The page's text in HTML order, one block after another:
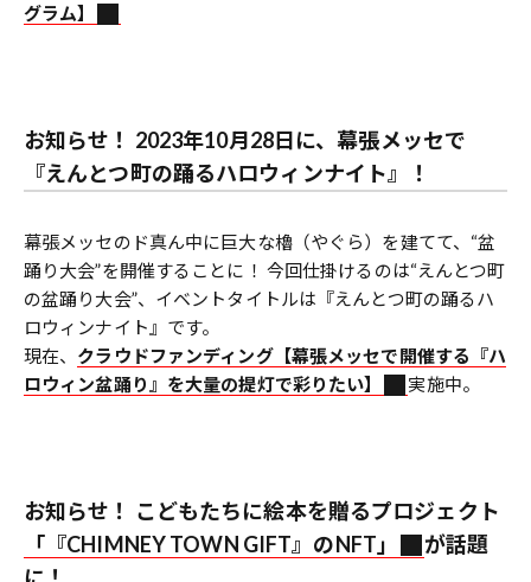
グラム】
お知らせ！ 2023年10月28日に、幕張メッセで
『えんとつ町の踊るハロウィンナイト』！
幕張メッセのド真ん中に巨大な櫓（やぐら）を建てて、“盆
踊り大会”を開催することに！ 今回仕掛けるのは“えんとつ町
の盆踊り大会”、イベントタイトルは『えんとつ町の踊るハ
ロウィンナイト』です。
現在、 クラウドファンディング【幕張メッセで開催する『ハ
ロウィン盆踊り』を大量の提灯で彩りたい】
実施中。
お知らせ！ こどもたちに絵本を贈るプロジェクト
「『CHIMNEY TOWN GIFT』のNFT」
が話題